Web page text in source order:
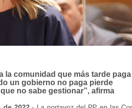
la comunidad que más tarde paga
un gobierno no paga pierde
no sabe gestionar”, afirma